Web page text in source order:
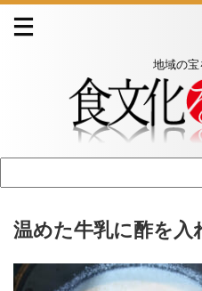
地域の
温めた牛乳に酢を入